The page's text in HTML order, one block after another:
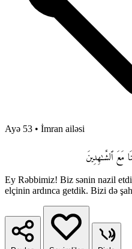
Ayə 53 • İmran ailəsi
مَعَ ٱلشَّـٰهِدِينَ
Ey Rəbbimiz! Biz sənin nazil
elçinin ardınca getdik. Bizi də